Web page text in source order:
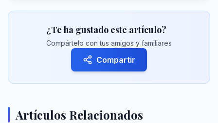
¿Te ha gustado este artículo?
Compártelo con tus amigos y familiares
Compartir
Artículos Relacionados